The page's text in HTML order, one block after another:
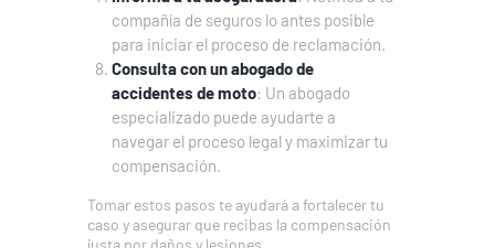
compañía de seguros lo antes posible
para iniciar el proceso de reclamación.
Consulta con un abogado de
accidentes de moto: Un abogado
especializado puede ayudarte a
navegar el proceso legal y maximizar tu
compensación.
Tomar estos pasos te ayudará a fortalecer tu
caso y asegurar que recibas la compensación
justa por daños y lesiones.